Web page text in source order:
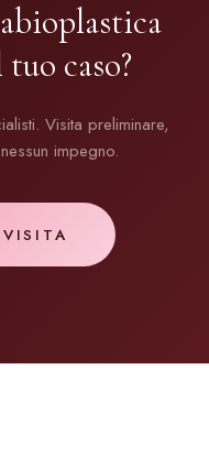
caso?
Visita preliminare,
impegno.